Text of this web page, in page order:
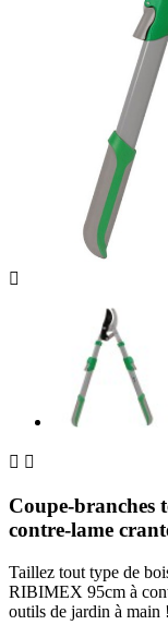

 
Coupe-branches
contre-lame
Taillez tout type de
RIBIMEX 95cm à
outils de jardin à main !